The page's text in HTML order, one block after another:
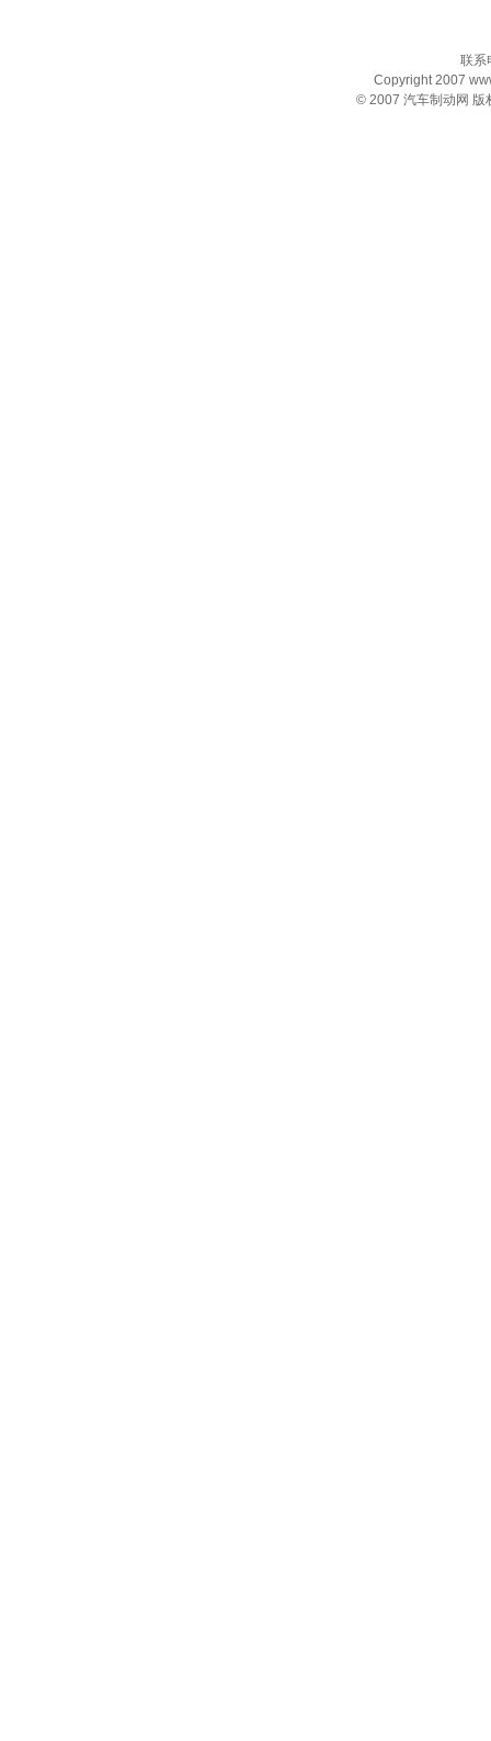
联系
Copyright 2007
© 2007 汽车制动网 版